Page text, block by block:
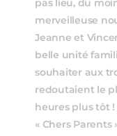
pas lieu, du
merveilleuse
Jeanne et
belle unité
souhaiter aux
redoutaient le
heures plus tôt !
« Chers